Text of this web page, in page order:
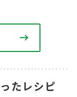
たレシピ